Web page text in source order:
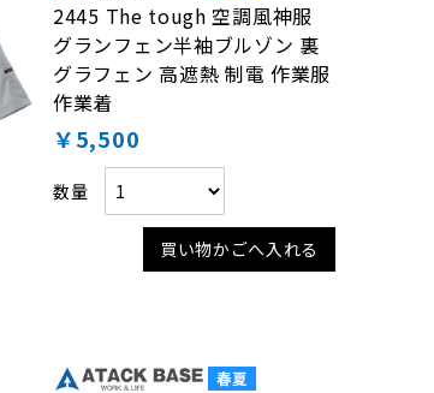
2445 The tough 空調風神服
グランフェン半袖ブルゾン 裏
グラフェン 高遮熱 制電 作業服
作業着
￥5,500
数量
買い物かごへ入れる